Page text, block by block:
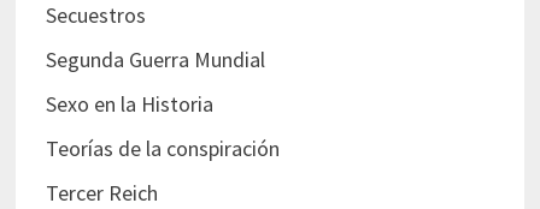
Secuestros
Segunda Guerra Mundial
Sexo en la Historia
Teorías de la conspiración
Tercer Reich